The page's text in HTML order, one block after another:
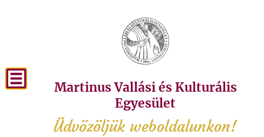
Martinus Vallási és Kulturális
Egyesület
Üdvözöljük weboldalunkon!